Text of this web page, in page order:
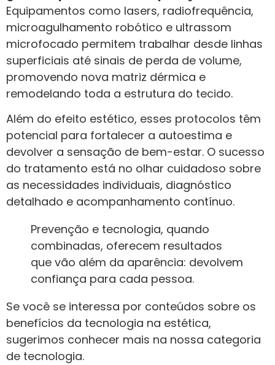
Equipamentos como lasers, radiofrequência,
microagulhamento robótico e ultrassom
microfocado permitem trabalhar desde linhas
superficiais até sinais de perda de volume,
promovendo nova matriz dérmica e
remodelando toda a estrutura do tecido.
Além do efeito estético, esses protocolos têm
potencial para fortalecer a autoestima e
devolver a sensação de bem-estar. O sucesso
do tratamento está no olhar cuidadoso sobre
as necessidades individuais, diagnóstico
detalhado e acompanhamento contínuo.
Prevenção e tecnologia, quando
combinadas, oferecem resultados
que vão além da aparência: devolvem
confiança para cada pessoa.
Se você se interessa por conteúdos sobre os
benefícios da tecnologia na estética,
sugerimos conhecer mais na nossa categoria
de tecnologia.